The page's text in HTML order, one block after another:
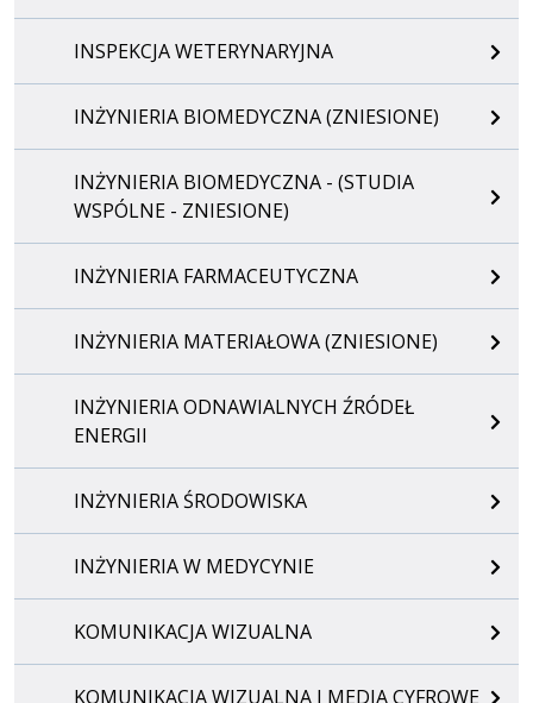
INSPEKCJA WETERYNARYJNA
INŻYNIERIA BIOMEDYCZNA (ZNIESIONE)
INŻYNIERIA BIOMEDYCZNA - (STUDIA
WSPÓLNE - ZNIESIONE)
INŻYNIERIA FARMACEUTYCZNA
INŻYNIERIA MATERIAŁOWA (ZNIESIONE)
INŻYNIERIA ODNAWIALNYCH ŹRÓDEŁ
ENERGII
INŻYNIERIA ŚRODOWISKA
INŻYNIERIA W MEDYCYNIE
KOMUNIKACJA WIZUALNA
KOMUNIKACJA WIZUALNA I MEDIA CYFROWE